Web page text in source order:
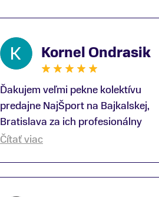
Kornel Ondrasik
Ďakujem veľmi pekne kolektívu
predajne NajŠport na Bajkalskej,
Bratislava za ich profesionálny
prístup k zákazníkom; Zvlášť
Čítať viac